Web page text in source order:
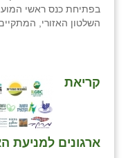
בפתיחת כנס ראשי
השלטון האזורי,
קריאת
ארגונים למניעת